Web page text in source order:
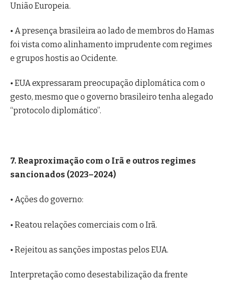
União Europeia.
• A presença brasileira ao lado de membros do Hamas
foi vista como alinhamento imprudente com regimes
e grupos hostis ao Ocidente.
• EUA expressaram preocupação diplomática com o
gesto, mesmo que o governo brasileiro tenha alegado
“protocolo diplomático”.
7. Reaproximação com o Irã e outros regimes
sancionados (2023–2024)
• Ações do governo:
• Reatou relações comerciais com o Irã.
• Rejeitou as sanções impostas pelos EUA.
Interpretação como desestabilização da frente